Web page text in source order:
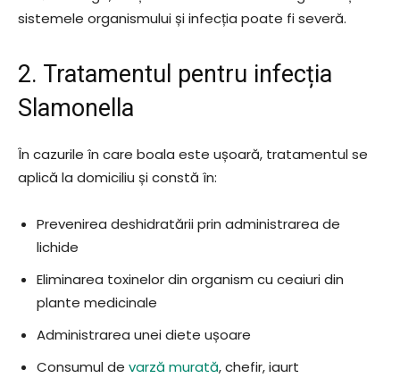
sistemele organismului și infecția poate fi severă.
2. Tratamentul pentru infecția
Slamonella
În cazurile în care boala este ușoară, tratamentul se
aplică la domiciliu și constă în:
Prevenirea deshidratării prin administrarea de
lichide
Eliminarea toxinelor din organism cu ceaiuri din
plante medicinale
Administrarea unei diete ușoare
Consumul de varză murată, chefir, iaurt